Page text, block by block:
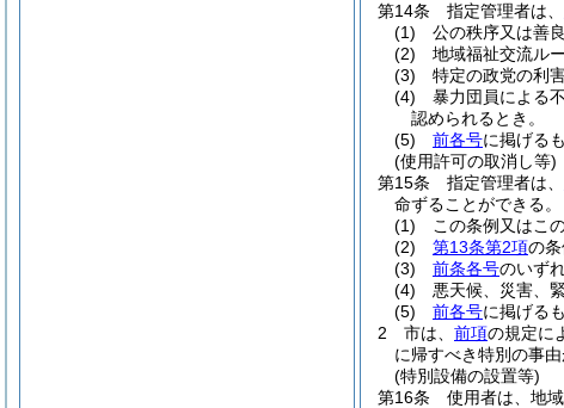
第14条
指定管理者は、
(1)
公の秩序又は善
(2)
地域福祉交流ル
(3)
特定の政党の利
(4)
暴力団員による
認められるとき。
(5)
前各号に掲げる
(使用許可の取消し等)
第15条
指定管理者は、
命ずることができる。
(1)
この条例又はこ
(2)
第13条第2項の条
(3)
前条各号のいず
(4)
悪天候、災害、
(5)
前各号に掲げる
2
市は、 前項の規定に
に帰すべき特別の事
(特別設備の設置等)
第16条
使用者は、地